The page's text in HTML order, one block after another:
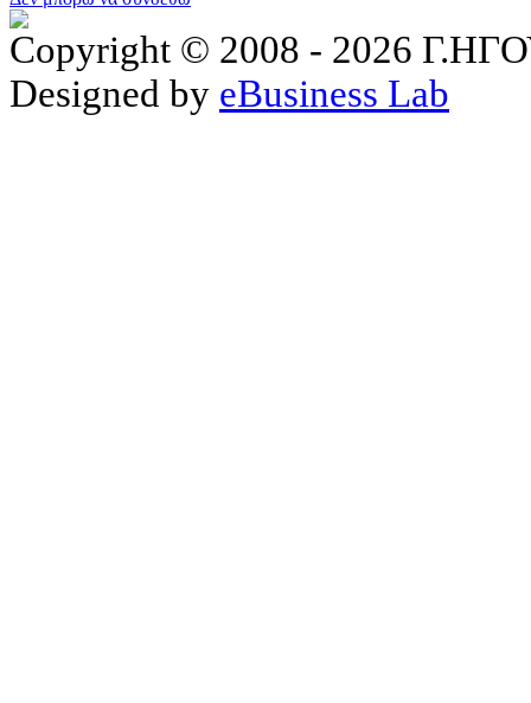
Copyright © 2008 - 2026
Designed by eBusiness Lab